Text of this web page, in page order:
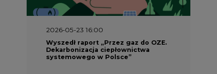
Wyszedł raport „Przez gaz do OZE.
Dekarbonizacja ciepłownictwa